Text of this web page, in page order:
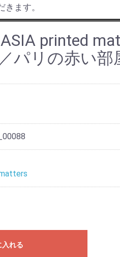
ます。
printed
パリの赤い部
入れる